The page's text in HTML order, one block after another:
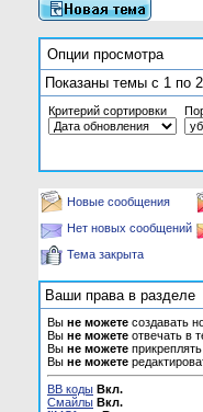
Опции просмотра
Показаны темы с 1 по
Критерий сортировки
Новые сообщения
Нет новых сообщений
Тема закрыта
Ваши права в разделе
Вы не можете создавать
Вы не можете отвечать в
Вы не можете
Вы не можете
BB коды Вкл.
Смайлы Вкл.